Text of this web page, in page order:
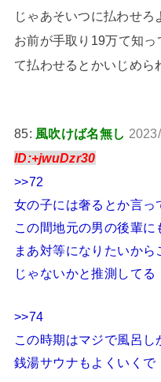
じゃあそいつに払わせろ
お前が手取り19万て知
て払わせるとかいじめら
85: 風吹けば名無し
ID:+jwuDzr30
>>72
女の子には奢るとか言っ
この間地元の男の後輩
まあ対等になりたいから
じゃないかと推測してる
>>74
この時期はマジで風呂
銭湯サウナもよくいくで